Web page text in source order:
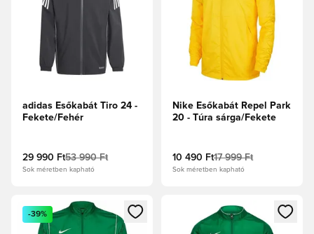
adidas Esőkabát Tiro 24 -
Fekete/Fehér
29 990 Ft53 990 Ft
Sok méretben kapható
Nike Esőkabát Repel Park
20 - Túra sárga/Fekete
10 490 Ft17 999 Ft
Sok méretben kapható
Megnyit egy modált a bejelentkezéshez vagy a tagként
-39%
Megnyit egy modált a